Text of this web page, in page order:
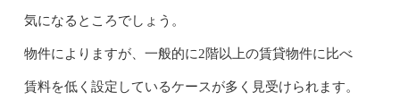
気になるところでしょう。
物件によりますが、一般的に2階以上の賃貸物件に比べ
賃料を低く設定しているケースが多く見受けられます。